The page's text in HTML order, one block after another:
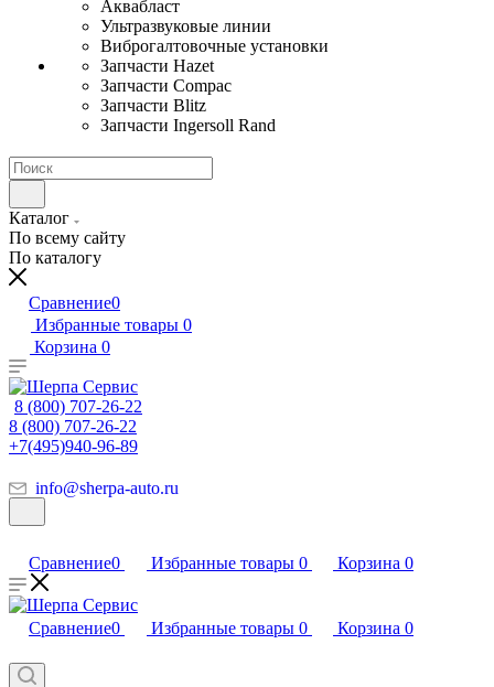
Аквабласт
Ультразвуковые линии
Виброгалтовочные установки
Запчасти Hazet
Запчасти Compac
Запчасти Blitz
Запчасти Ingersoll Rand
Каталог
По всему сайту
По каталогу
Сравнение0
Избранные товары 0
Корзина 0
8 (800) 707-26-22
8 (800) 707-26-22
+7(495)940-96-89
info@sherpa-auto.ru
Сравнение0 Избранные товары 0 Корзина 0
Сравнение0 Избранные товары 0 Корзина 0